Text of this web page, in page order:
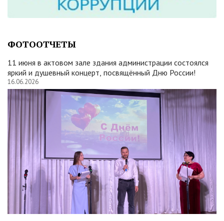
ФОТООТЧЕТЫ
11 июня в актовом зале здания администрации состоялся
яркий и душевный концерт, посвящённый Дню России!
16.06.2026